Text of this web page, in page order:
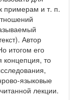
примерам и т. п.
Автор
итогом его
концепция, то
языковые
лекции.